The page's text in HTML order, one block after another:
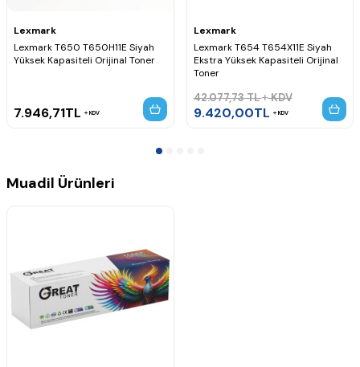
Lexmark
Lexmark T650 T650H11E Siyah
Yüksek Kapasiteli Orijinal Toner
7.946,71TL KDV
Lexmark
Lexmark T654 T654X11E Siyah
Ekstra Yüksek Kapasiteli Orijinal
Toner
42.077,73TL KDV
9.420,00TL KDV
Muadil Ürünleri